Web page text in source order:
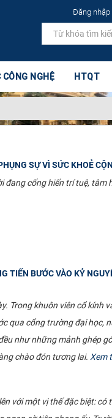
Đăng nhập
CÔNG NGHỆ HTQT
SỰ VÌ SỨC KHOẺ
cống hiến trí tuệ, tâm
TIẾN BƯỚC VÀO KỶ
Trong khuôn viên cổ kính
qua cổng trường đại học,
như những mảnh ghép
chào đón tương lai. Xem
với một vị thế đặc biệt: